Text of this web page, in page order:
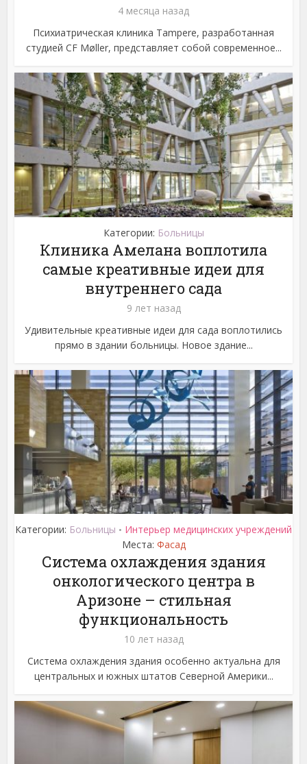
4 месяца назад
Психиатрическая клиника Tampere, разработанная
студией CF Møller, представляет собой современное...
Категории: Больницы
Клиника Амелана воплотила
самые креативные идеи для
внутреннего сада
9 лет назад
Удивительные креативные идеи для сада воплотились
прямо в здании больницы. Новое здание...
Категории: Больницы • Интерьер медицинских учреждений
Места: Фасад
Система охлаждения здания
онкологического центра в
Аризоне – стильная
функциональность
10 лет назад
Система охлаждения здания особенно актуальна для
центральных и южных штатов Северной Америки...